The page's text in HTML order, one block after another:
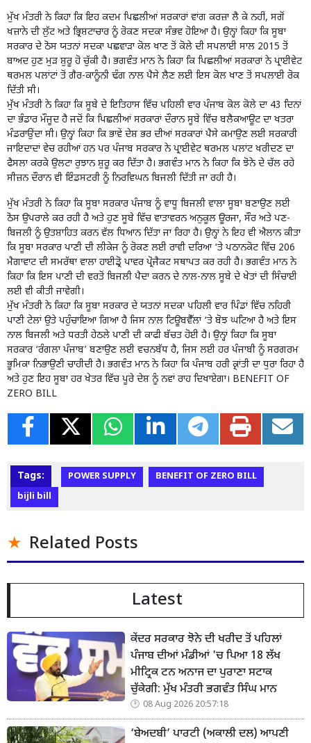
ਮੁੱਖ ਮੰਤਰੀ ਨੇ ਕਿਹਾ ਕਿ ਇਹ ਕਦਮ ਪਿਛਲੀਆਂ ਸਰਕਾਰਾਂ ਵਾਂਗ ਕਰਜ਼ਾ ਲੈ ਕੇ ਨਹੀਂ, ਸਗੋਂ
ਖਜ਼ਾਨੇ ਦੀ ਲੁੱਟ ਅਤੇ ਭ੍ਰਿਸ਼ਟਾਚਾਰ ਨੂੰ ਰੋਕਣ ਸਦਕਾ ਸੰਭਵ ਹੋਇਆ ਹੈ। ਉਨ੍ਹਾਂ ਕਿਹਾ ਕਿ ਸੂਬਾ
ਸਰਕਾਰ ਦੇ ਠੋਸ ਯਤਨਾਂ ਸਦਕਾ ਪਛਵਾੜਾ ਕੋਲ ਖਾਣ ਤੋਂ ਕੋਲੇ ਦੀ ਸਪਲਾਈ ਸਾਲ 2015 ਤੋਂ
ਬਾਅਦ ਹੁਣ ਮੁੜ ਸ਼ੁਰੂ ਹੋ ਚੁੱਕੀ ਹੈ। ਭਗਵੰਤ ਮਾਨ ਨੇ ਕਿਹਾ ਕਿ ਪਿਛਲੀਆਂ ਸਰਕਾਰਾਂ ਨੇ ਪ੍ਰਾਈਵੇਟ
ਥਰਮਲ ਪਲਾਂਟਾਂ ਤੋਂ ਗੈਰ-ਕਾਨੂੰਨੀ ਢੰਗ ਨਾਲ ਪੈਸੇ ਲੈਣ ਲਈ ਇਸ ਕੋਲ ਖਾਣ ਤੋਂ ਸਪਲਾਈ ਰੋਕ
ਦਿੱਤੀ ਸੀ।
ਮੁੱਖ ਮੰਤਰੀ ਨੇ ਕਿਹਾ ਕਿ ਸੂਬੇ ਦੇ ਇਤਿਹਾਸ ਵਿੱਚ ਪਹਿਲੀ ਵਾਰ ਪੰਜਾਬ ਕੋਲ ਕੋਲੇ ਦਾ 43 ਦਿਨਾਂ
ਦਾ ਭੰਡਾਰ ਮੌਜੂਦ ਹੈ ਜਦੋਂ ਕਿ ਪਿਛਲੀਆਂ ਸਰਕਾਰਾਂ ਦੌਰਾਨ ਸੂਬੇ ਵਿੱਚ ਬਲੈਕਆਊਟ ਦਾ ਖਤਰਾ
ਮੰਡਰਾਉਂਦਾ ਸੀ। ਉਨ੍ਹਾਂ ਕਿਹਾ ਕਿ ਭਾਵੇਂ ਦੇਸ਼ ਭਰ ਦੀਆਂ ਸਰਕਾਰਾਂ ਪੈਸੇ ਕਮਾਉਣ ਲਈ ਸਰਕਾਰੀ
ਜਾਇਦਾਦਾਂ ਵੇਚ ਰਹੀਆਂ ਹਨ ਪਰ ਪੰਜਾਬ ਸਰਕਾਰ ਨੇ ਪ੍ਰਾਈਵੇਟ ਥਰਮਲ ਪਲਾਂਟ ਖਰੀਦਣ ਦਾ
ਫੈਸਲਾ ਕਰਕੇ ਉਲਟਾ ਰੁਝਾਨ ਸ਼ੁਰੂ ਕਰ ਦਿੱਤਾ ਹੈ। ਭਗਵੰਤ ਮਾਨ ਨੇ ਕਿਹਾ ਕਿ ਝੋਨੇ ਦੇ ਚੱਲ ਰਹੇ
ਸੀਜ਼ਨ ਦੌਰਾਨ ਵੀ ਇੰਡਸਟਰੀ ਨੂੰ ਨਿਰਵਿਘਨ ਬਿਜਲੀ ਦਿੱਤੀ ਜਾ ਰਹੀ ਹੈ।
ਮੁੱਖ ਮੰਤਰੀ ਨੇ ਕਿਹਾ ਕਿ ਸੂਬਾ ਸਰਕਾਰ ਪੰਜਾਬ ਨੂੰ ਵਾਧੂ ਬਿਜਲੀ ਵਾਲਾ ਸੂਬਾ ਬਣਾਉਣ ਲਈ
ਠੋਸ ਉਪਰਾਲੇ ਕਰ ਰਹੀ ਹੈ ਅਤੇ ਹੁਣ ਸੂਬੇ ਵਿੱਚ ਵਾਤਾਵਰਨ ਅਨੁਕੂਲ ਊਰਜਾ, ਸੌਰ ਅਤੇ ਪਣ-
ਬਿਜਲੀ ਨੂੰ ਉਤਸ਼ਾਹਿਤ ਕਰਨ ਵੱਲ ਧਿਆਨ ਦਿੱਤਾ ਜਾ ਰਿਹਾ ਹੈ। ਉਨ੍ਹਾਂ ਨੇ ਇਹ ਵੀ ਐਲਾਨ ਕੀਤਾ
ਕਿ ਸੂਬਾ ਸਰਕਾਰ ਪਾਣੀ ਦੀ ਲੀਕੇਜ ਨੂੰ ਰੋਕਣ ਲਈ ਰਾਵੀ ਦਰਿਆ ‘ਤੇ ਪਠਾਨਕੋਟ ਵਿੱਚ 206
ਮੈਗਾਵਾਟ ਦੀ ਸਮਰੱਥਾ ਵਾਲਾ ਹਾਈਡ੍ਰੋ ਪਾਵਰ ਪ੍ਰੋਜੈਕਟ ਸਥਾਪਤ ਕਰ ਰਹੀ ਹੈ। ਭਗਵੰਤ ਮਾਨ ਨੇ
ਕਿਹਾ ਕਿ ਇਸ ਪਾਣੀ ਦੀ ਵਰਤੋਂ ਬਿਜਲੀ ਪੈਦਾ ਕਰਨ ਦੇ ਨਾਲ-ਨਾਲ ਸੂਬੇ ਦੇ ਖੇਤਾਂ ਦੀ ਸਿੰਚਾਈ
ਲਈ ਵੀ ਕੀਤੀ ਜਾਵੇਗੀ।
ਮੁੱਖ ਮੰਤਰੀ ਨੇ ਕਿਹਾ ਕਿ ਸੂਬਾ ਸਰਕਾਰ ਦੇ ਯਤਨਾਂ ਸਦਕਾ ਪਹਿਲੀ ਵਾਰ ਪਿੰਡਾਂ ਵਿੱਚ ਨਹਿਰੀ
ਪਾਣੀ ਟੇਲਾਂ ਉਤੇ ਪਹੁੰਚਾਇਆ ਗਿਆ ਹੈ ਜਿਸ ਨਾਲ ਟਿਊਬਵੈੱਲਾਂ ‘ਤੇ ਬੋਝ ਘਟਿਆ ਹੈ ਅਤੇ ਇਸ
ਨਾਲ ਬਿਜਲੀ ਅਤੇ ਧਰਤੀ ਹੇਠਲੇ ਪਾਣੀ ਦੀ ਕਾਫੀ ਬੱਚਤ ਹੋਈ ਹੈ। ਉਨ੍ਹਾਂ ਕਿਹਾ ਕਿ ਸੂਬਾ
ਸਰਕਾਰ ‘ਰੰਗਲਾ ਪੰਜਾਬ’ ਬਣਾਉਣ ਲਈ ਵਚਨਬੱਧ ਹੈ, ਜਿਸ ਲਈ ਹਰ ਪੰਜਾਬੀ ਨੂੰ ਸਰਗਰਮ
ਭੂਮਿਕਾ ਨਿਭਾਉਣੀ ਚਾਹੀਦੀ ਹੈ। ਭਗਵੰਤ ਮਾਨ ਨੇ ਕਿਹਾ ਕਿ ਪੰਜਾਬ ਹਰੀ ਕ੍ਰਾਂਤੀ ਦਾ ਧੁਰਾ ਰਿਹਾ ਹੈ
ਅਤੇ ਹੁਣ ਇਹ ਸੂਬਾ ਹਰ ਖੇਤਰ ਵਿੱਚ ਪੂਰੇ ਦੇਸ਼ ਨੂੰ ਨਵਾਂ ਰਾਹ ਦਿਖਾਏਗਾ। BENEFIT OF
ZERO BILL
Tags: POWER SUPPLY
BENEFIT OF ZERO BILL
bijli bill
Related Posts
Latest
ਕੇਂਦਰ ਸਰਕਾਰ ਝੋਨੇ ਦੀ ਖਰੀਦ ਤੋਂ ਪਹਿਲਾਂ
ਪੰਜਾਬ ਦੀਆਂ ਮੰਡੀਆਂ 'ਚ ਪਿਆ 18 ਲੱਖ
ਮੀਟ੍ਰਿਕ ਟਨ ਅਨਾਜ ਦਾ ਪੁਰਾਣਾ ਸਟਾਕ
ਚੁੱਕੇਗੀ: ਮੁੱਖ ਮੰਤਰੀ ਭਗਵੰਤ ਸਿੰਘ ਮਾਨ
08 Aug 2026 20:57:18
‘ਬੇਅਦਬੀ’ ਪਾਰਟੀ (ਅਕਾਲੀ ਦਲ) ਆਪਣੀ